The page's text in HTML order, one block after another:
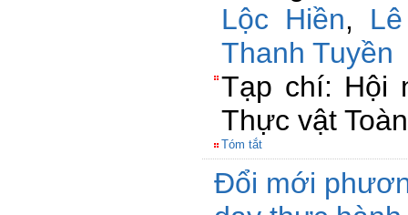
Lộc Hiền,
Thanh Tuyền
Tạp chí: Hội
Thực vật
Tóm tắt
Đổi mới